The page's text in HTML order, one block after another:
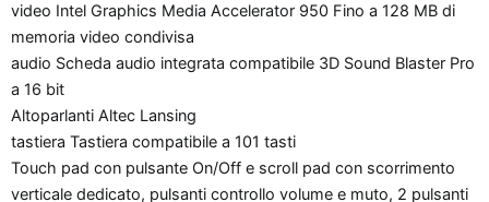
video Intel Graphics Media Accelerator 950 Fino a 128 MB di
memoria video condivisa
audio Scheda audio integrata compatibile 3D Sound Blaster Pro
a 16 bit
Altoparlanti Altec Lansing
tastiera Tastiera compatibile a 101 tasti
Touch pad con pulsante On/Off e scroll pad con scorrimento
verticale dedicato, pulsanti controllo volume e muto, 2 pulsanti